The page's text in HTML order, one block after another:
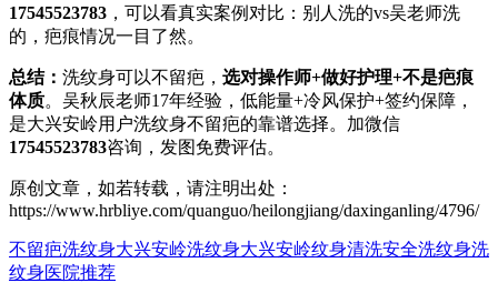
17545523783 ，可以看真实案例对比：别人洗的vs吴老师洗
的，疤痕情况一目了然。
总结： 洗纹身可以不留疤， 选对操作师+做好护理+不是疤痕
体质。吴秋辰老师17年经验，低能量+冷风保护+签约保障，
是大兴安岭用户洗纹身不留疤的靠谱选择。加微信
17545523783咨询，发图免费评估。
原创文章，如若转载，请注明出处：
https://www.hrbliye.com/quanguo/heilongjiang/daxinganling/4796/
不留疤洗纹身大兴安岭洗纹身大兴安岭纹身清洗安全洗纹身洗
纹身医院推荐